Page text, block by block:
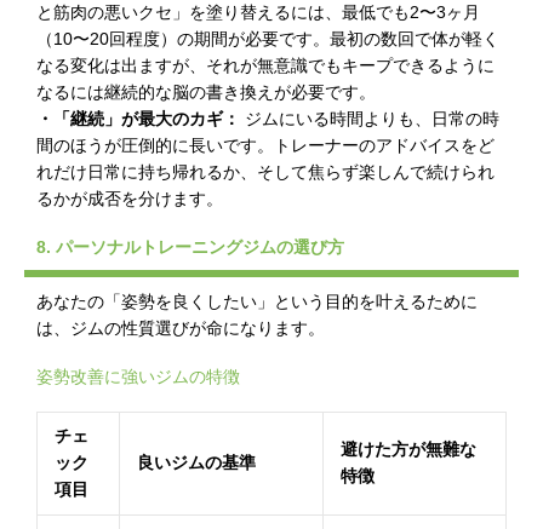
と筋肉の悪いクセ」を塗り替えるには、最低でも2〜3ヶ月
（10〜20回程度）の期間が必要です。最初の数回で体が軽く
なる変化は出ますが、それが無意識でもキープできるように
なるには継続的な脳の書き換えが必要です。
・「継続」が最大のカギ：
ジムにいる時間よりも、日常の時
間のほうが圧倒的に長いです。トレーナーのアドバイスをど
れだけ日常に持ち帰れるか、そして焦らず楽しんで続けられ
るかが成否を分けます。
8. パーソナルトレーニングジムの選び方
あなたの「姿勢を良くしたい」という目的を叶えるために
は、ジムの性質選びが命になります。
姿勢改善に強いジムの特徴
チェ
ック
項目
良いジムの基準
避けた方が無難な
特徴